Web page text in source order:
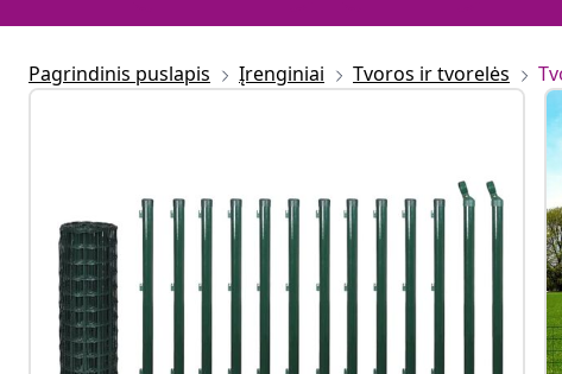
Pagrindinis puslapis Įrenginiai Tvoros ir tvorelės